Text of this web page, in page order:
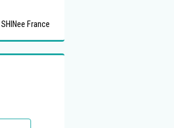
France